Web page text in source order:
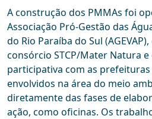
A construção dos PMMAs foi
Associação Pró-Gestão das
do Rio Paraíba do Sul
consórcio STCP/Mater Natura
participativa com as
envolvidos na área do meio
diretamente das fases de
ação, como oficinas. Os